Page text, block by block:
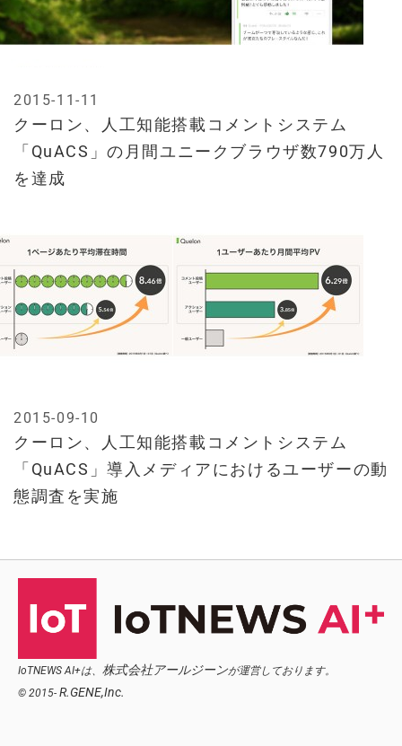
クーロン、人工知能搭載コメントシステム
「QuACS」の月間ユニークブラウザ数790万人
を達成
2015-11-11
クーロン、人工知能搭載コメントシステム
「QuACS」導入メディアにおけるユーザーの動
態調査を実施
2015-09-10
IoTNEWS AI+は、 株式会社アールジーンが運営しております。
© 2015- R.GENE,Inc.